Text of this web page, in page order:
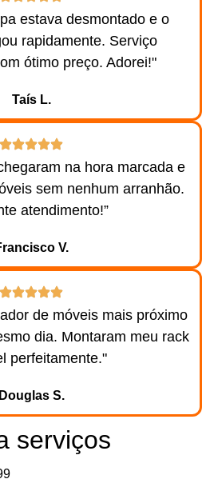
estava desmontado e o
rapidamente. Serviço
ótimo preço. Adorei!"
Taís L.
na hora marcada e
sem nenhum arranhão.
atendimento!”
V.
de móveis mais próximo
dia. Montaram meu rack
perfeitamente."
Douglas S.
serviços